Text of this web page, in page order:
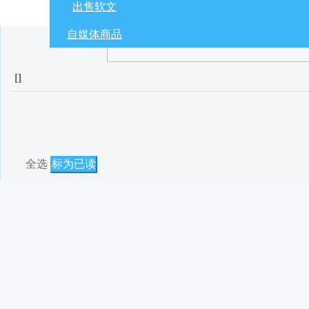
出售软文
自媒体商品
[]
全选 标为已读